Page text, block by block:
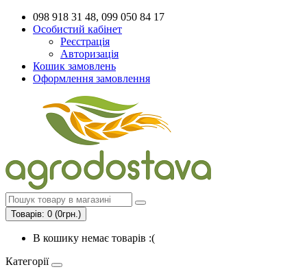
098 918 31 48, 099 050 84 17
Особистий кабінет
Реєстрація
Авторизація
Кошик замовлень
Оформлення замовлення
Товарів: 0 (0грн.)
В кошику немає товарів :(
Категорії